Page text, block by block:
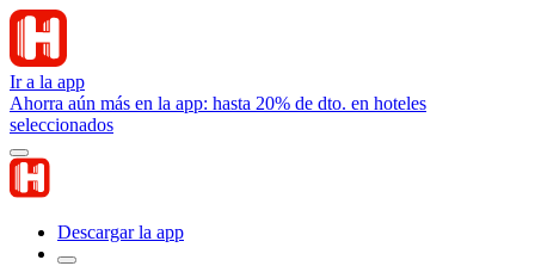
Ir a la app
Ahorra aún más en la app: hasta 20% de dto. en hoteles
seleccionados
Descargar la app